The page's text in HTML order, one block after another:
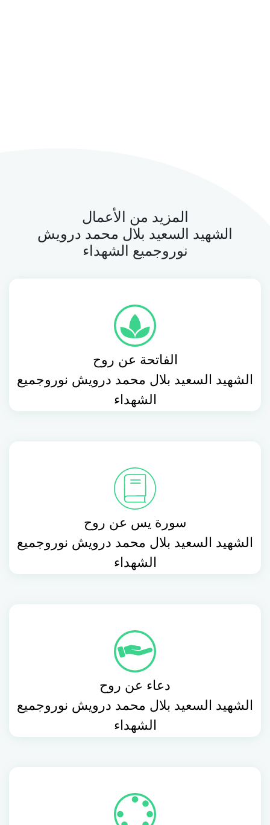
المزيد من الأعمال
الشهيد السعيد بلال محمد درويش
نوروجميع الشهداء
الفاتحة عن روح
الشهيد السعيد بلال محمد درويش نوروجميع
الشهداء
سورة يس عن روح
الشهيد السعيد بلال محمد درويش نوروجميع
الشهداء
دعاء عن روح
الشهيد السعيد بلال محمد درويش نوروجميع
الشهداء